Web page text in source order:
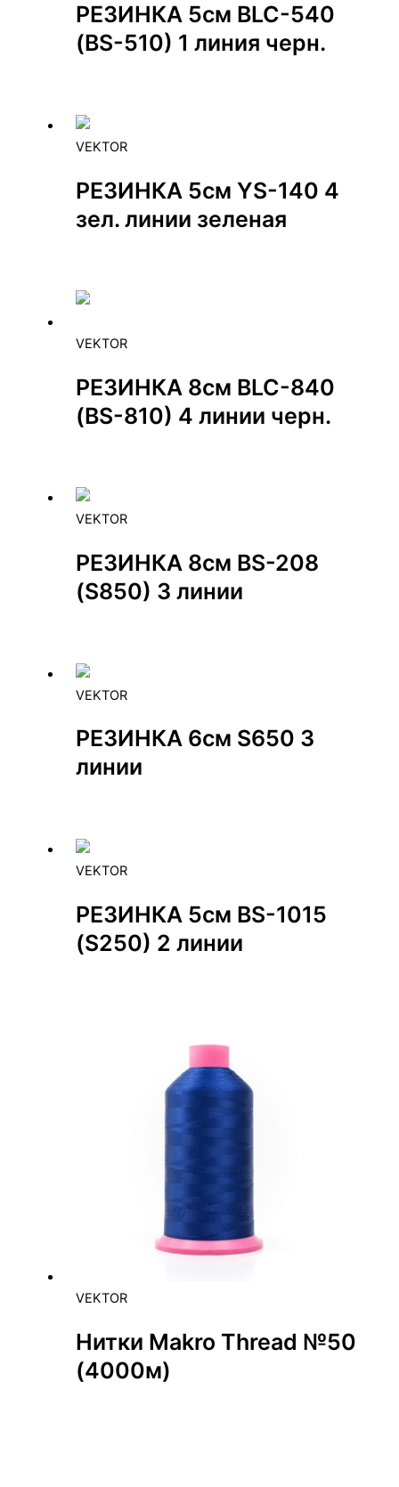
РЕЗИНКА 5см BLC-540
(BS-510) 1 линия черн.
VEKTOR
РЕЗИНКА 5см YS-140 4
зел. линии зеленая
VEKTOR
РЕЗИНКА 8см BLC-840
(BS-810) 4 линии черн.
VEKTOR
РЕЗИНКА 8см BS-208
(S850) 3 линии
VEKTOR
РЕЗИНКА 6см S650 3
линии
VEKTOR
РЕЗИНКА 5см BS-1015
(S250) 2 линии
VEKTOR
Нитки Makro Thread №50
(4000м)